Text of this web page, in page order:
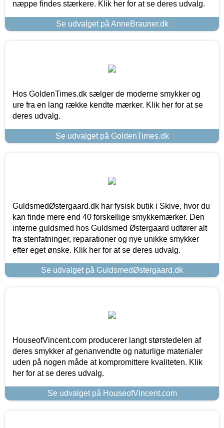
næppe findes stærkere. Klik her for at se deres udvalg.
Se udvalget på AnneBrauner.dk
Hos GoldenTimes.dk sælger de moderne smykker og
ure fra en lang række kendte mærker. Klik her for at se
deres udvalg.
Se udvalget på GoldenTimes.dk
GuldsmedØstergaard.dk har fysisk butik i Skive, hvor du
kan finde mere end 40 forskellige smykkemærker. Den
interne guldsmed hos Guldsmed Østergaard udfører alt
fra stenfatninger, reparationer og nye unikke smykker
efter eget ønske. Klik her for at se deres udvalg.
Se udvalget på GuldsmedØstergaard.dk
HouseofVincent.com producerer langt størstedelen af
deres smykker af genanvendte og naturlige materialer
uden på nogen måde at kompromittere kvaliteten. Klik
her for at se deres udvalg.
Se udvalget på HouseofVincent.com